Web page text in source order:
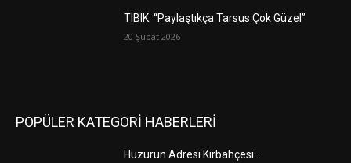
TIBIK: “Paylaştıkça Tarsus Çok Güzel”
20 Şubat 2026
POPÜLER KATEGORİ HABERLERİ
Huzurun Adresi Kırbahçesi…